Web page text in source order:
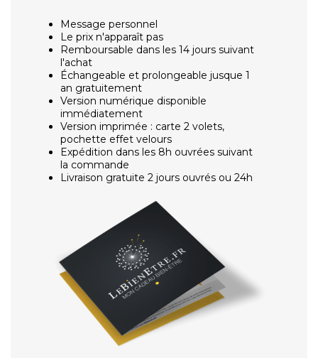
Message personnel
Le prix n'apparaît pas
Remboursable dans les 14 jours suivant
l'achat
Échangeable et prolongeable jusque 1
an gratuitement
Version numérique disponible
immédiatement
Version imprimée : carte 2 volets,
pochette effet velours
Expédition dans les 8h ouvrées suivant
la commande
Livraison gratuite 2 jours ouvrés ou 24h